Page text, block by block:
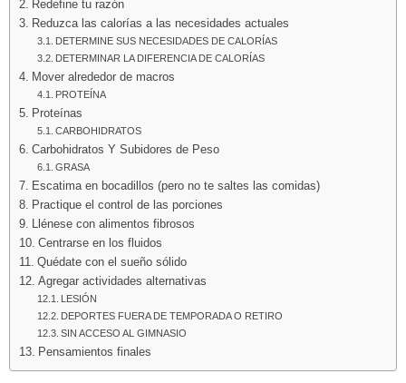
Redefine tu razón
Reduzca las calorías a las necesidades actuales
DETERMINE SUS NECESIDADES DE CALORÍAS
DETERMINAR LA DIFERENCIA DE CALORÍAS
Mover alrededor de macros
PROTEÍNA
Proteínas
CARBOHIDRATOS
Carbohidratos Y Subidores de Peso
GRASA
Escatima en bocadillos (pero no te saltes las comidas)
Practique el control de las porciones
Llénese con alimentos fibrosos
Centrarse en los fluidos
Quédate con el sueño sólido
Agregar actividades alternativas
LESIÓN
DEPORTES FUERA DE TEMPORADA O RETIRO
SIN ACCESO AL GIMNASIO
Pensamientos finales